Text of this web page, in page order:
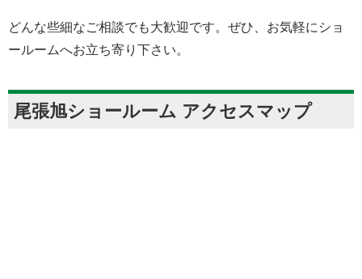
どんな些細なご相談でも大歓迎です。ぜひ、お気軽にショ
ールームへお立ち寄り下さい。
尾張旭ショールーム アクセスマップ